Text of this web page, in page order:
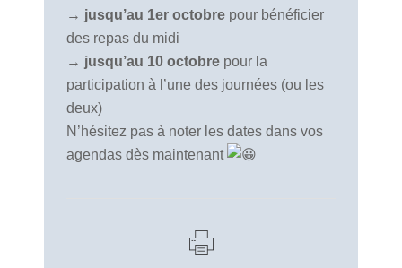
→ jusqu’au 1er octobre pour bénéficier
des repas du midi
→ jusqu’au 10 octobre pour la
participation à l’une des journées (ou les
deux)
N’hésitez pas à noter les dates dans vos
agendas dès maintenant